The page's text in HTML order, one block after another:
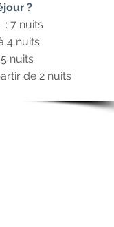
?
7 nuits
4 nuits
5 nuits
artir de 2 nuits